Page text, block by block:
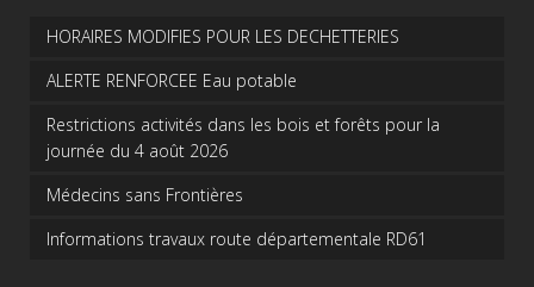
HORAIRES MODIFIES POUR LES DECHETTERIES
ALERTE RENFORCEE Eau potable
Restrictions activités dans les bois et forêts pour la
journée du 4 août 2026
Médecins sans Frontières
Informations travaux route départementale RD61